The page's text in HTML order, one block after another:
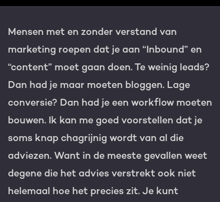
WEBSITE SERVICES
HubSpot websites
Membership portals
Growth-driven design
PORTAL REVIEW
Haal alles uit je HubSpot licentie
Gratis portal scan
Nederlands Zoek
Mensen met en zonder verstand van
marketing roepen dat je aan “Inbound” en
“content” moet gaan doen. Te weinig leads?
Dan had je maar moeten bloggen. Lage
conversie? Dan had je een workflow moeten
bouwen. Ik kan me goed voorstellen dat je
soms knap chagrijnig wordt van al die
adviezen. Want in de meeste gevallen weet
degene die het advies verstrekt ook niet
helemaal hoe het precies zit. Je kunt